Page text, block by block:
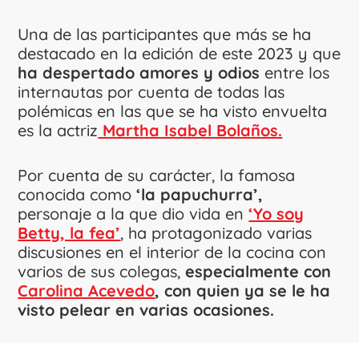
Una de las participantes que más se ha
destacado en la edición de este 2023 y que
ha despertado amores y odios entre los
internautas por cuenta de todas las
polémicas en las que se ha visto envuelta
es la actriz Martha Isabel Bolaños.
Por cuenta de su carácter, la famosa
conocida como‘la papuchurra’,
personaje a la que dio vida en‘Yo soy
Betty, la fea’, ha protagonizado varias
discusiones en el interior de la cocina con
varios de sus colegas,especialmente con
Carolina Acevedo, con quien ya se le ha
visto pelear en varias ocasiones.